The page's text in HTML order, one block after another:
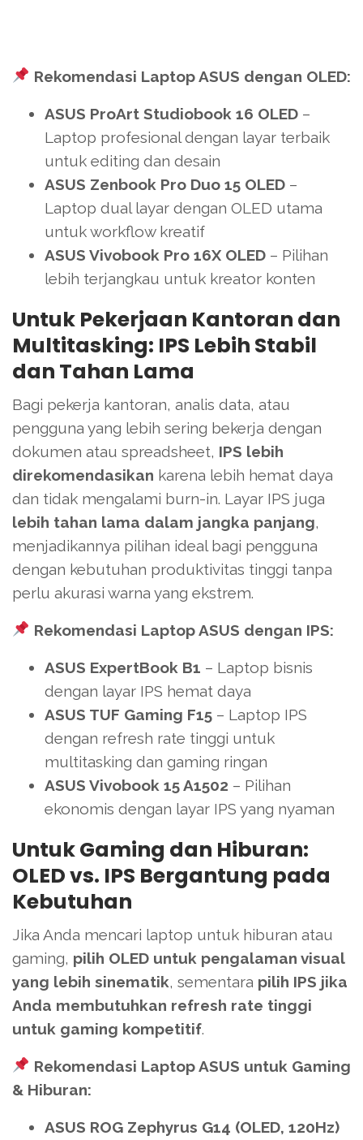
Rekomendasi Laptop ASUS dengan OLED:
ASUS ProArt Studiobook 16 OLED –
Laptop profesional dengan layar terbaik
untuk editing dan desain
ASUS Zenbook Pro Duo 15 OLED –
Laptop dual layar dengan OLED utama
untuk workflow kreatif
ASUS Vivobook Pro 16X OLED – Pilihan
lebih terjangkau untuk kreator konten
Untuk Pekerjaan Kantoran dan
Multitasking: IPS Lebih Stabil
dan Tahan Lama
Bagi pekerja kantoran, analis data, atau
pengguna yang lebih sering bekerja dengan
dokumen atau spreadsheet, IPS lebih
direkomendasikan karena lebih hemat daya
dan tidak mengalami burn-in. Layar IPS juga
lebih tahan lama dalam jangka panjang,
menjadikannya pilihan ideal bagi pengguna
dengan kebutuhan produktivitas tinggi tanpa
perlu akurasi warna yang ekstrem.
Rekomendasi Laptop ASUS dengan IPS:
ASUS ExpertBook B1 – Laptop bisnis
dengan layar IPS hemat daya
ASUS TUF Gaming F15 – Laptop IPS
dengan refresh rate tinggi untuk
multitasking dan gaming ringan
ASUS Vivobook 15 A1502 – Pilihan
ekonomis dengan layar IPS yang nyaman
Untuk Gaming dan Hiburan:
OLED vs. IPS Bergantung pada
Kebutuhan
Jika Anda mencari laptop untuk hiburan atau
gaming, pilih OLED untuk pengalaman visual
yang lebih sinematik, sementara pilih IPS jika
Anda membutuhkan refresh rate tinggi
untuk gaming kompetitif.
Rekomendasi Laptop ASUS untuk Gaming
& Hiburan:
ASUS ROG Zephyrus G14 (OLED, 120Hz)